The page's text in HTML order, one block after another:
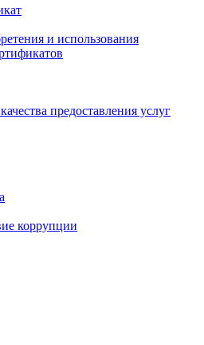
и использования
предоставления услуг
коррупции